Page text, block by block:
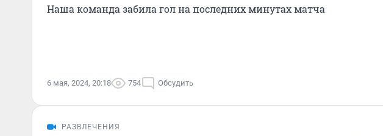
Наша команда забила гол на последних минутах матча
6 мая, 2024, 20:18 754 Обсудить
РАЗВЛЕЧЕНИЯ